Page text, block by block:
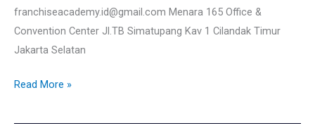
franchiseacademy.id@gmail.com Menara 165 Office &
Convention Center Jl.TB Simatupang Kav 1 Cilandak Timur
Jakarta Selatan
Read More »